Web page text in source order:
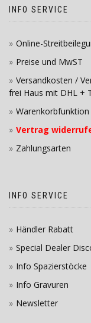
INFO SERVICE
Online-
Preise und MwST
Versandkosten /
frei Haus mit DHL +
Warenkorbfunktion
Vertrag
Zahlungsarten
INFO SERVICE
Händler Rabatt
Special Dealer
Info Spazierstöcke
Info Gravuren
Newsletter